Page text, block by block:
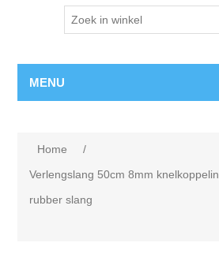
MENU
Home
/
Verlengslang 50cm 8mm
rubber slang